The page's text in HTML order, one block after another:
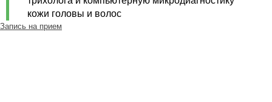
кожи головы и волос
Запись на прием